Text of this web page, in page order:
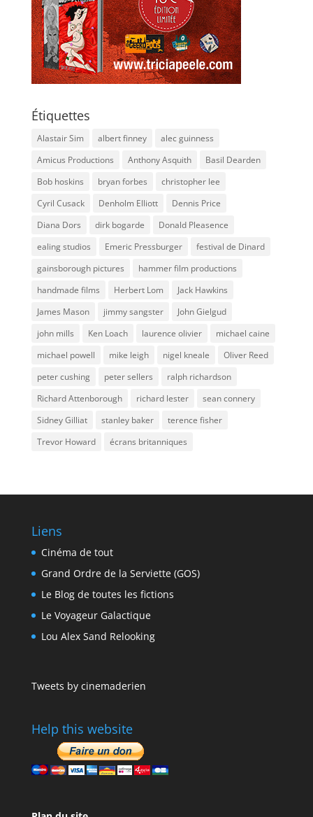
Étiquettes
Alastair Sim albert finney
alec guinness
Amicus Productions
Anthony Asquith
Basil Dearden
Bob hoskins
bryan forbes
christopher lee
Cyril Cusack
Denholm Elliott
Dennis Price
Diana Dors
dirk bogarde
Donald Pleasence
ealing studios
Emeric Pressburger
festival de Dinard
gainsborough pictures
hammer film productions
handmade films
Herbert Lom
Jack Hawkins
James Mason
jimmy sangster
John Gielgud
john mills
Ken Loach laurence olivier
michael caine
michael powell
mike leigh nigel kneale
Oliver Reed
peter cushing
peter sellers
ralph richardson
Richard Attenborough
richard lester
sean connery
Sidney Gilliat
stanley baker
terence fisher
Trevor Howard
écrans britanniques
Liens
Cinéma de tout
Grand Ordre de la Serviette (GOS)
Le Blog de toutes les fictions
Le Voyageur Galactique
Lou Alex Sand Relooking
Tweets by cinemaderien
Help this website